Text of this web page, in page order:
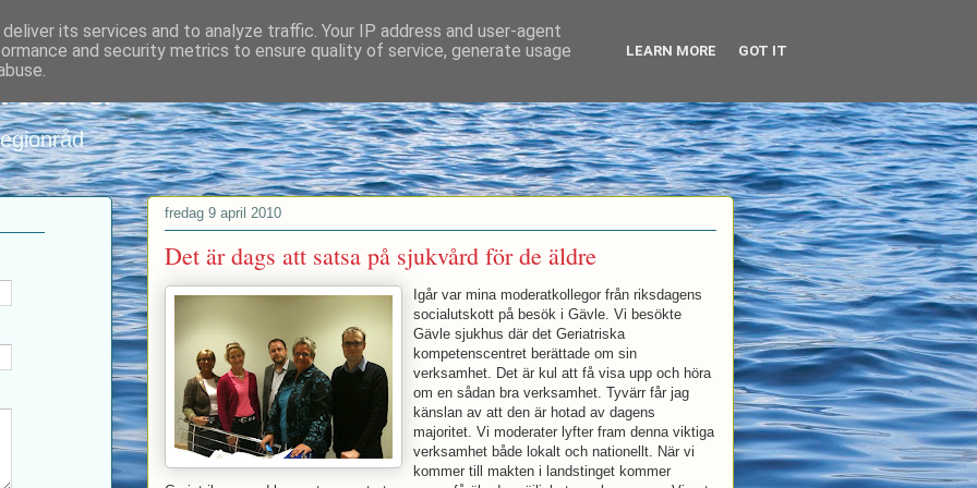
fredag 9 april 2010
Det är dags att satsa på sjukvård för de äldre
Igår var mina moderatkollegor från riksdagens
socialutskott på besök i Gävle. Vi besökte
Gävle sjukhus där det Geriatriska
kompetenscentret berättade om sin
verksamhet. Det är kul att få visa upp och höra
om en sådan bra verksamhet. Tyvärr får jag
känslan av att den är hotad av dagens
majoritet. Vi moderater lyfter fram denna viktiga
verksamhet både lokalt och nationellt. När vi
kommer till makten i landstinget kommer
its services and to analyze traffic. Your IP address and user-agent
and security metrics to ensure quality of service, generate usage
LEARN MORE GOT IT